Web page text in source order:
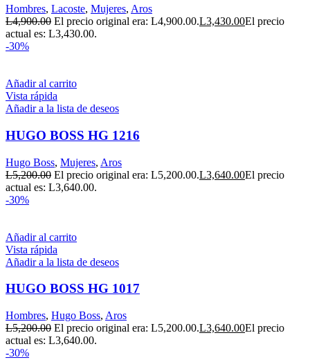
Hombres, Lacoste, Mujeres, Aros
L4,900.00 El precio original era: L4,900.00.L3,430.00El precio
actual es: L3,430.00.
-30%
Añadir al carrito
Vista rápida
Añadir a la lista de deseos
HUGO BOSS HG 1216
Hugo Boss, Mujeres, Aros
L5,200.00 El precio original era: L5,200.00.L3,640.00El precio
actual es: L3,640.00.
-30%
Añadir al carrito
Vista rápida
Añadir a la lista de deseos
HUGO BOSS HG 1017
Hombres, Hugo Boss, Aros
L5,200.00 El precio original era: L5,200.00.L3,640.00El precio
actual es: L3,640.00.
-30%